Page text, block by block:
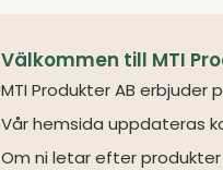
Välkommen till MTI
MTI Produkter AB erbjuder
Vår hemsida uppdateras
Om ni letar efter